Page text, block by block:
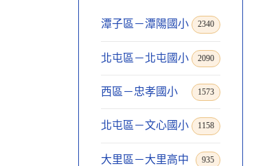
潭子區－潭陽國小 2340
北屯區－北屯國小 2090
西區－忠孝國小 1573
北屯區－文心國小 1158
大里區－大里高中 935